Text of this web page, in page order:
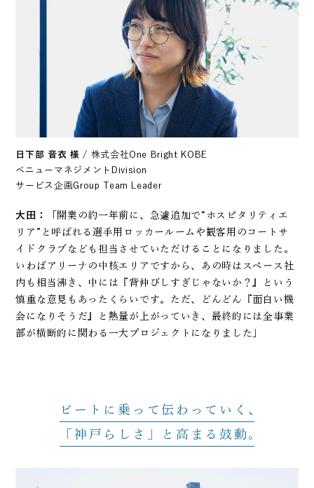
日下部 音衣 様 / 株式会社One Bright KOBE
ベニューマネジメントDivision
サービス企画Group Team Leader
大田：
「開業の約一年前に、急遽追加で“ホスピタリティエ
リア”と呼ばれる選手用ロッカールームや観客用のコートサ
イドクラブなども担当させていただけることになりました。
いわばアリーナの中核エリアですから、あの時はスペース社
内も相当沸き、中には『背伸びしすぎじゃないか？』という
慎重な意見もあったくらいです。ただ、どんどん『面白い機
会になりそうだ』と熱量が上がっていき、最終的には全事業
部が横断的に関わる一大プロジェクトになりました」
ビートに乗って伝わっていく
「神戸らしさ」と高まる鼓動